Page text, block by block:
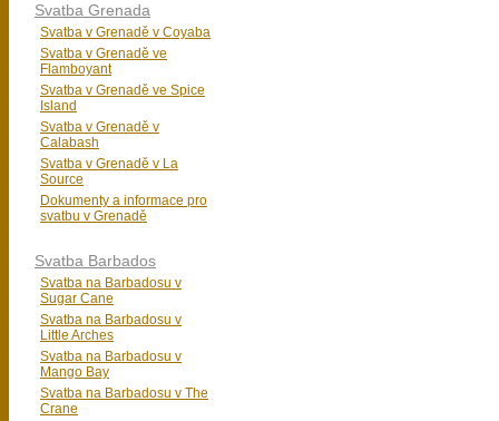
Svatba Grenada
Svatba v Grenadě v Coyaba
Svatba v Grenadě ve
Flamboyant
Svatba v Grenadě ve Spice
Island
Svatba v Grenadě v
Calabash
Svatba v Grenadě v La
Source
Dokumenty a informace pro
svatbu v Grenadě
Svatba Barbados
Svatba na Barbadosu v
Sugar Cane
Svatba na Barbadosu v
Little Arches
Svatba na Barbadosu v
Mango Bay
Svatba na Barbadosu v The
Crane